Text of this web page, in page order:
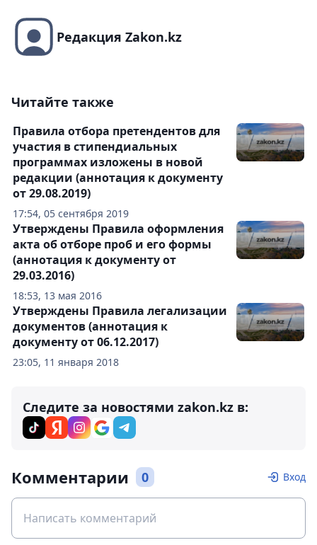
Редакция Zakon.kz
Читайте также
17:54, 05 сентября 2019
Правила отбора претендентов для
участия в стипендиальных
программах изложены в новой
редакции (аннотация к документу
от 29.08.2019)
18:53, 13 мая 2016
Утверждены Правила оформления
акта об отборе проб и его формы
(аннотация к документу от
29.03.2016)
23:05, 11 января 2018
Утверждены Правила легализации
документов (аннотация к
документу от 06.12.2017)
Следите за новостями zakon.kz в:
Комментарии 0 Вход